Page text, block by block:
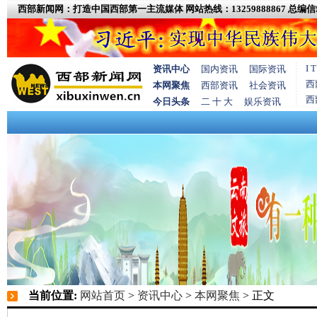
西部新闻网：打造中国西部第一主流媒体 网站热线：13259888867 总编信
资讯中心 国内资讯
国际资讯
本网聚焦
西部资讯
社会资讯
今日头条
二 十 大 娱乐资讯
I
西
西
当前位置: 网站首页 > 资讯中心 > 本网聚焦 > 正文